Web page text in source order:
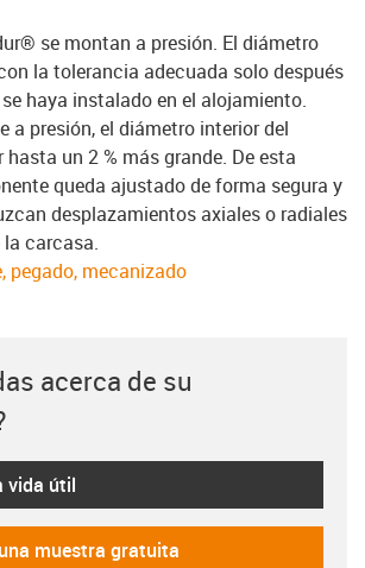
se montan a presión. El diámetro
la tolerancia adecuada solo después
haya instalado en el alojamiento.
a presión, el diámetro interior del
un 2 % más grande. De esta
queda ajustado de forma segura y
desplazamientos axiales o radiales
la carcasa.
pegado, mecanizado
acerca de su
vida útil
muestra gratuita